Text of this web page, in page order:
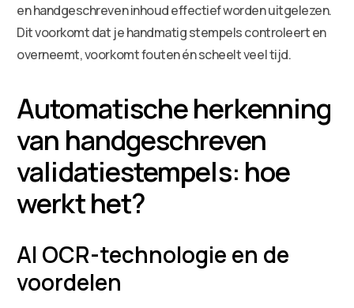
en handgeschreven inhoud effectief worden uitgelezen.
Dit voorkomt dat je handmatig stempels controleert en
overneemt, voorkomt fouten én scheelt veel tijd.
Automatische herkenning
van handgeschreven
validatiestempels: hoe
werkt het?
AI OCR-technologie en de
voordelen